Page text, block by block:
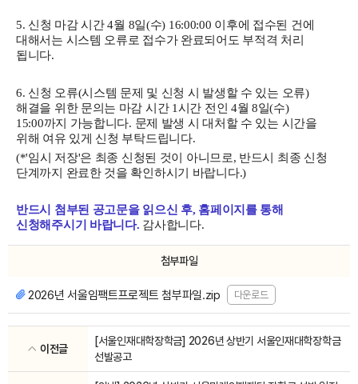
5. 신청 마감 시간 4월 8일(수) 16:00:00 이후에 접수된 건에
대해서는 시스템 오류로 접수가 완료되어도 부적격 처리
됩니다.
6. 신청 오류(시스템 문제 및 신청 시 발생할 수 있는 오류)
해결을 위한 문의는 마감 시간 1시간 전인 4월 8일(수)
15:00까지 가능합니다. 문제 발생 시 대처할 수 있는 시간을
위해 여유 있게 신청 부탁드립니다.
(*'임시 저장'은 최종 신청된 것이 아니므로, 반드시 최종 신청
단계까지 완료한 것을 확인하시기 바랍니다.)
반드시 첨부된 공고문을 읽으신 후, 홈페이지를 통해
신청해주시기 바랍니다. 감사합니다.
첨부파일
2026년 서울임팩트프로젝트 첨부파일.zip 다운로드
이전글
[서울인재대학장학금] 2026년 상반기 서울인재대학장학금
선발공고